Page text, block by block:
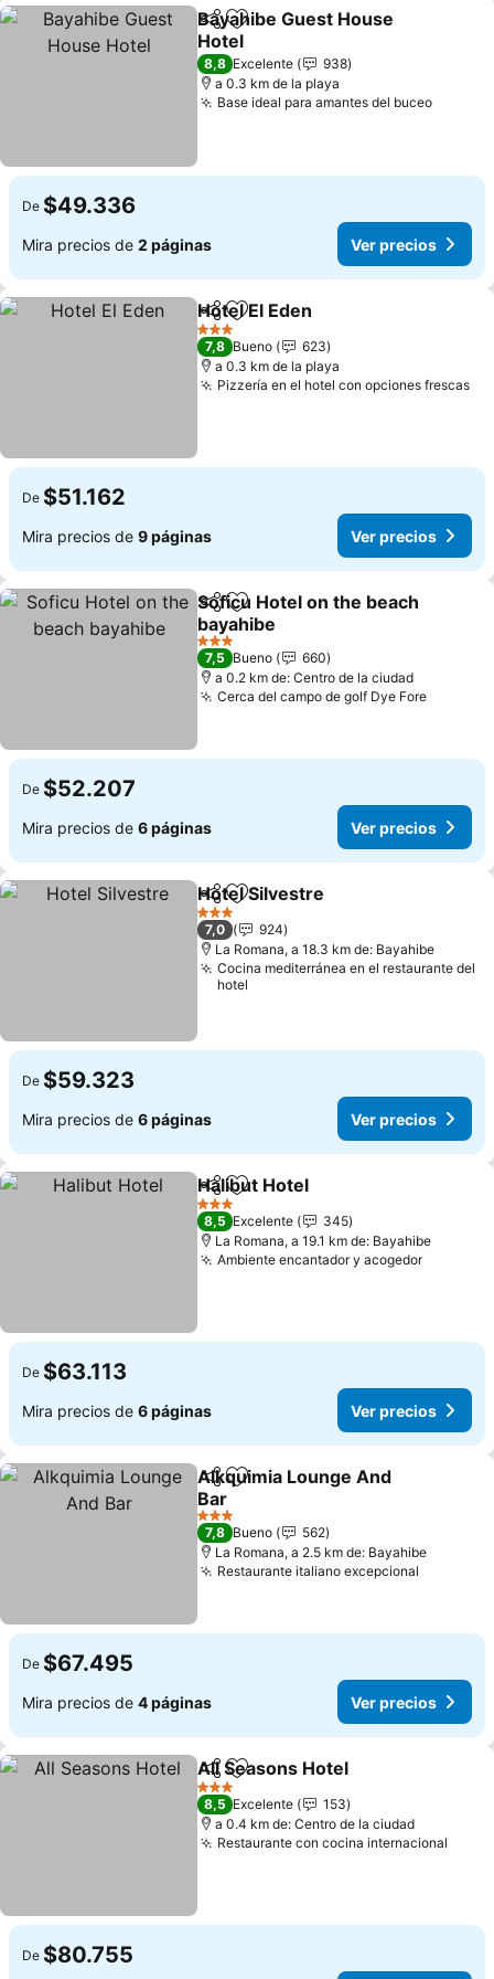
CompartirAgregar a favoritos
Bayahibe Guest House
Hotel
Ver precios
8,8 Excelente
938
a 0.3 km de la playa
Base ideal para amantes del buceoVer
De $49.336
Mira precios de 2 páginas Ver precios
CompartirAgregar a favoritos
Hotel El Eden
3 Estrellas
7,8 Bueno
623
a 0.3 km de la playa
Pizzería en el hotel con opciones frescas
De $51.162
Mira precios de 9 páginas Ver precios
CompartirAgregar a favoritos
Soficu Hotel on the beach
bayahibe
Ver precios
3 Estrellas
7,5 Bueno
660
a 0.2 km de: Centro de la ciudad
Cerca del campo de golf Dye ForeVer
De $52.207
Mira precios de 6 páginas Ver precios
CompartirAgregar a favoritos
Hotel Silvestre
3 Estrellas
7,0
924
La Romana, a 18.3 km de: Bayahibe
Cocina mediterránea en el restaurante del
hotel
De $59.323
Mira precios de 6 páginas Ver precios
CompartirAgregar a favoritos
Halibut Hotel
3 Estrellas
8,5 Excelente
345
La Romana, a 19.1 km de: Bayahibe
Ambiente encantador y acogedorVer
De $63.113
Mira precios de 6 páginas Ver precios
CompartirAgregar a favoritos
Alkquimia Lounge And
Bar
Ver precios
3 Estrellas
7,8 Bueno
562
La Romana, a 2.5 km de: Bayahibe
Restaurante italiano excepcional
De $67.495
Mira precios de 4 páginas Ver precios
CompartirAgregar a favoritos
All Seasons Hotel
3 Estrellas
8,5 Excelente
153
a 0.4 km de: Centro de la ciudad
Restaurante con cocina internacional
De $80.755